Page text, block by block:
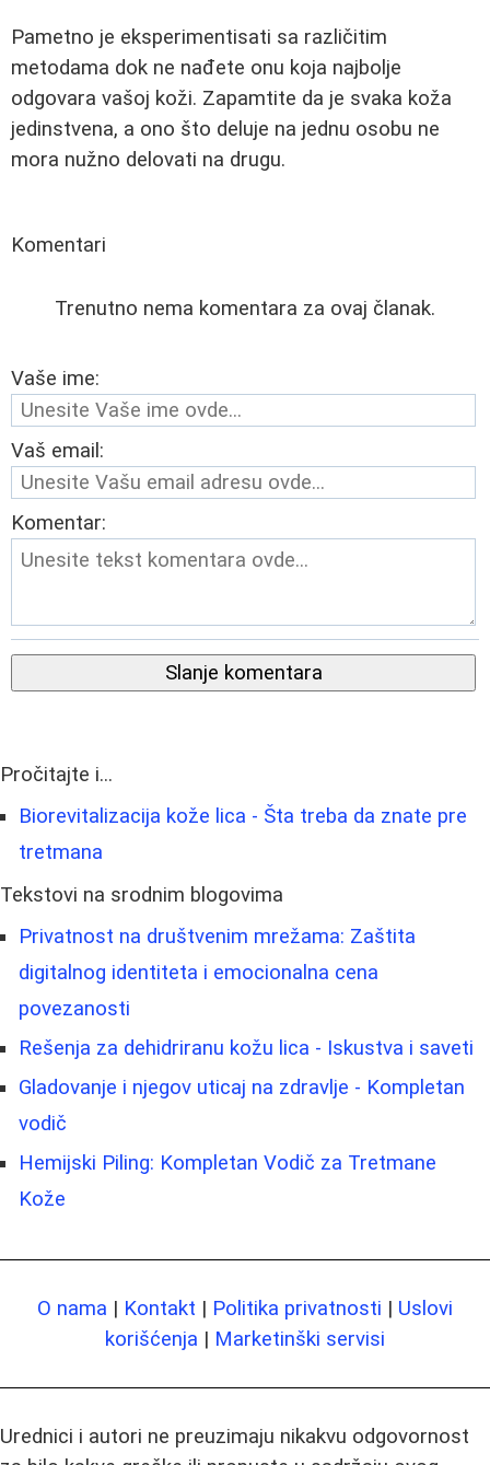
Pametno je eksperimentisati sa različitim
metodama dok ne nađete onu koja najbolje
odgovara vašoj koži. Zapamtite da je svaka koža
jedinstvena, a ono što deluje na jednu osobu ne
mora nužno delovati na drugu.
Komentari
Trenutno nema komentara za ovaj članak.
Vaše ime:
Vaš email:
Komentar:
Slanje komentara
Pročitajte i...
Biorevitalizacija kože lica - Šta treba da znate pre
tretmana
Tekstovi na srodnim blogovima
Privatnost na društvenim mrežama: Zaštita
digitalnog identiteta i emocionalna cena
povezanosti
Rešenja za dehidriranu kožu lica - Iskustva i saveti
Gladovanje i njegov uticaj na zdravlje - Kompletan
vodič
Hemijski Piling: Kompletan Vodič za Tretmane
Kože
O nama | Kontakt | Politika privatnosti | Uslovi
korišćenja | Marketinški servisi
Urednici i autori ne preuzimaju nikakvu odgovornost